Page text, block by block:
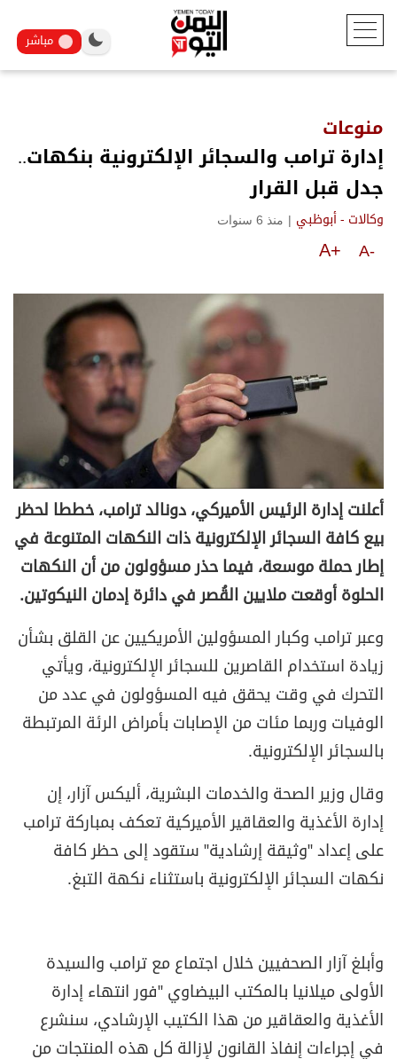
مباشر
منوعات
إدارة ترامب والسجائر الإلكترونية بنكهات..
جدل قبل القرار
وكالات - أبوظبي | منذ 6 سنوات
A-
A+
أعلنت إدارة الرئيس الأميركي، دونالد ترامب، خططا لحظر
بيع كافة السجائر الإلكترونية ذات النكهات المتنوعة في
إطار حملة موسعة، فيما حذر مسؤولون من أن النكهات
الحلوة أوقعت ملايين القُصر في دائرة إدمان النيكوتين.
وعبر ترامب وكبار المسؤولين الأمريكيين عن القلق بشأن
زيادة استخدام القاصرين للسجائر الإلكترونية، ويأتي
التحرك في وقت يحقق فيه المسؤولون في عدد من
الوفيات وربما مئات من الإصابات بأمراض الرئة المرتبطة
بالسجائر الإلكترونية.
وقال وزير الصحة والخدمات البشرية، أليكس آزار، إن
إدارة الأغذية والعقاقير الأميركية تعكف بمباركة ترامب
على إعداد "وثيقة إرشادية" ستقود إلى حظر كافة
نكهات السجائر الإلكترونية باستثناء نكهة التبغ.
وأبلغ آزار الصحفيين خلال اجتماع مع ترامب والسيدة
الأولى ميلانيا بالمكتب البيضاوي "فور انتهاء إدارة
الأغذية والعقاقير من هذا الكتيب الإرشادي، سنشرع
في إجراءات إنفاذ القانون لإزالة كل هذه المنتجات من